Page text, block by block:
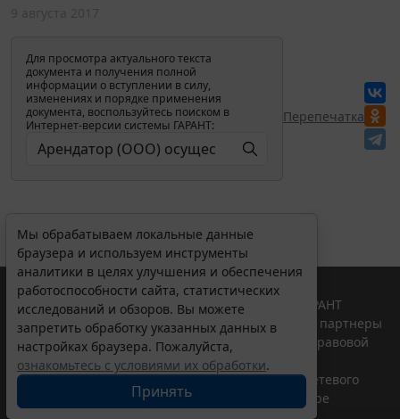
Для просмотра актуального текста
документа и получения полной
информации о вступлении в силу,
изменениях и порядке применения
документа, воспользуйтесь поиском в
Интернет-версии системы ГАРАНТ:
Перепечатка
Мы обрабатываем локальные данные
браузера и используем инструменты
аналитики в целях улучшения и обеспечения
работоспособности сайта, статистических
исследований и обзоров. Вы можете
запретить обработку указанных данных в
настройках браузера. Пожалуйста,
ознакомьтесь с условиями их обработки.
Принять
© ООО "НПП "ГАРАНТ-СЕРВИС", 2026. Система ГАРАНТ
выпускается с 1990 года. Компания "Гарант" и ее партнеры
являются участниками Российской ассоциации правовой
информации ГАРАНТ.
Портал ГАРАНТ.РУ зарегистрирован в качестве сетевого
издания Федеральной службой по надзору в сфере